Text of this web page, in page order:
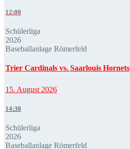
12:00
Schülerliga
2026
Baseballanlage Römerfeld
Trier Cardinals vs. Saarlouis Hornets
15. August 2026
14:30
Schülerliga
2026
Baseballanlage Römerfeld